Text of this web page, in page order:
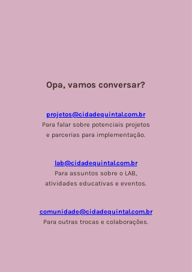
projetos@cidadequintal.com.br
Para falar sobre potenciais projetos
e parcerias para implementação.
lab@cidadequintal.com.br
Para assuntos sobre o LAB,
atividades educativas e eventos.
comunidade@cidadequintal.com.br
Para outras trocas e colaborações.
Opa, vamos conversar?